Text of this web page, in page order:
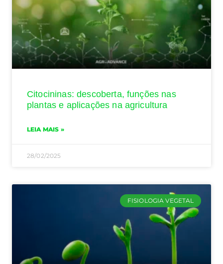
Citocininas: descoberta, funções nas
plantas e aplicações na agricultura
LEIA MAIS »
28/02/2025
FISIOLOGIA VEGETAL